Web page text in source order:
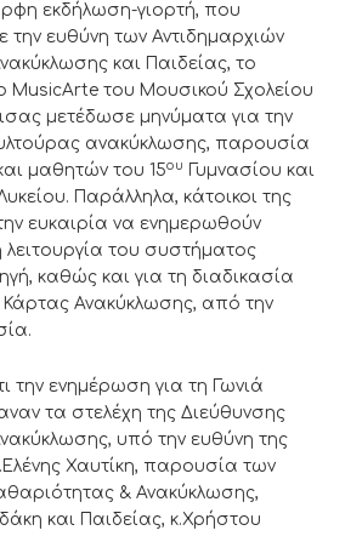
εκδήλωση-γιορτή, που
την ευθύνη των Αντιδημαρχιών
και Παιδείας, το
MusicArte του Μουσικού Σχολείου
μετέδωσε μηνύματα για την
ανακύκλωσης, παρουσία
μαθητών του 15ου Γυμνασίου και
Παράλληλα, κάτοικοι της
ευκαιρία να ενημερωθούν
λειτουργία του συστήματος
καθώς και για τη διαδικασία
Ανακύκλωσης, από την
την ενημέρωση για τη Γωνιά
τα στελέχη της Διεύθυνσης
υπό την ευθύνη της
Χαυτίκη, παρουσία των
& Ανακύκλωσης,
και Παιδείας, κ.Χρήστου